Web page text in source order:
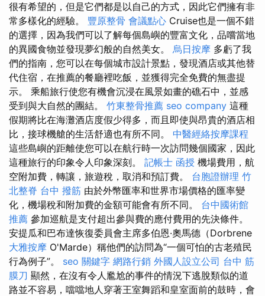
很有希望的，但是它們都是以自己的方式，因此它們擁有非
常多樣化的經驗。 豐原整骨 會議點心 Cruise也是一個不錯
的選擇，因為我們可以了解每個島嶼的豐富文化，品嚐當地
的異國食物並發現夢幻般的自然美女。 烏日按摩 多虧了我
們的指南，您可以在每個城市設計景點，發現酒店或其他替
代住宿，在推薦的餐廳裡吃飯，並獲得完全免費的無盡提
示。 乘船旅行使您有機會沉浸在風景如畫的礁石中，並感
受到與大自然的團結。 竹東整骨推薦 seo company 這種
假期將比在海灘酒店度假少得多，而且即使與昂貴的酒店相
比，接球機艙的生活舒適也有所不同。 中醫經絡按摩課程
這些島嶼的距離使您可以在航行時一次訪問幾個國家，因此
這種旅行的印象令人印象深刻。 記帳士 函授 機場費用，航
空附加費，轉讓，旅遊稅，取消和預訂費。 台胞證辦理 竹
北整脊 台中 撥筋 由於外幣匯率和世界市場價格的匯率變
化，機場稅和附加費的金額可能會有所不同。 台中國術館
推薦 參加巡航是支付超出參與費的應付費用的先決條件。
安提瓜和巴布達恢復委員會主席多伯恩·奧馬德（Dorbrene
大雅按摩 O'Marde）稱他們的訪問為“一個可怕的古老殖民
行為例子”。 seo 關鍵字 網路行銷 外國人設立公司 台中 筋
膜刀 顯然，在沒有令人尷尬的事件的情況下逃脫類似的道
路並不容易，噹噹地人穿著王室舞蹈和皇室面前的鼓時，會